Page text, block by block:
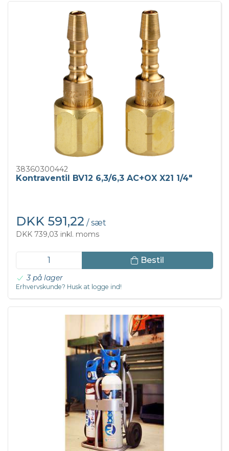
38360300442
Kontraventil BV12 6,3/6,3 AC+OX X21 1/4"
DKK 591,22 / sæt
DKK 739,03 inkl. moms
Bestil
3 på lager
Erhvervskunde? Husk at logge ind!